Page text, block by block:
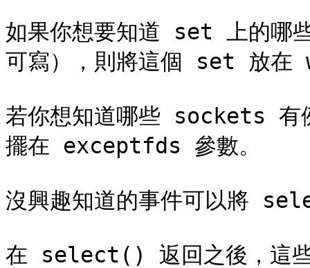
如果你想要知道 set 上的哪
可寫），則將這個 set 放
若你想知道哪些 sockets 有
擺在 exceptfds 參數。
沒興趣知道的事件可以將
在 select() 返回之後，這